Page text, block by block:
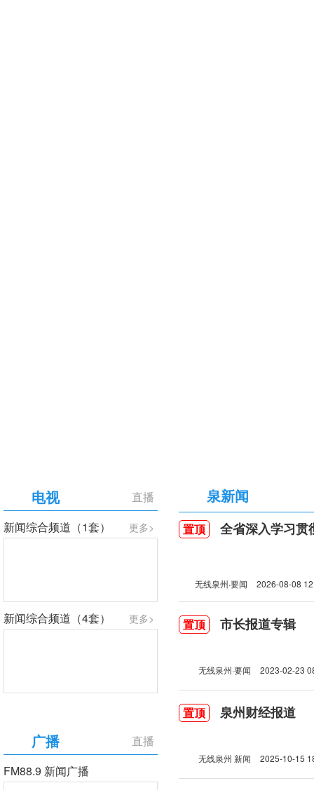
直播
电视
更多>
新闻综合频道（1套）
更多>
新闻综合频道（4套）
直播
广播
FM88.9 新闻广播
泉新闻
置顶 全省深入学习贯彻习
无线泉州·要闻 2026-08-08
置顶 市长报道专辑
无线泉州·要闻 2023-02-23
置顶 泉州财经报道
无线泉州 新闻 2025-10-15